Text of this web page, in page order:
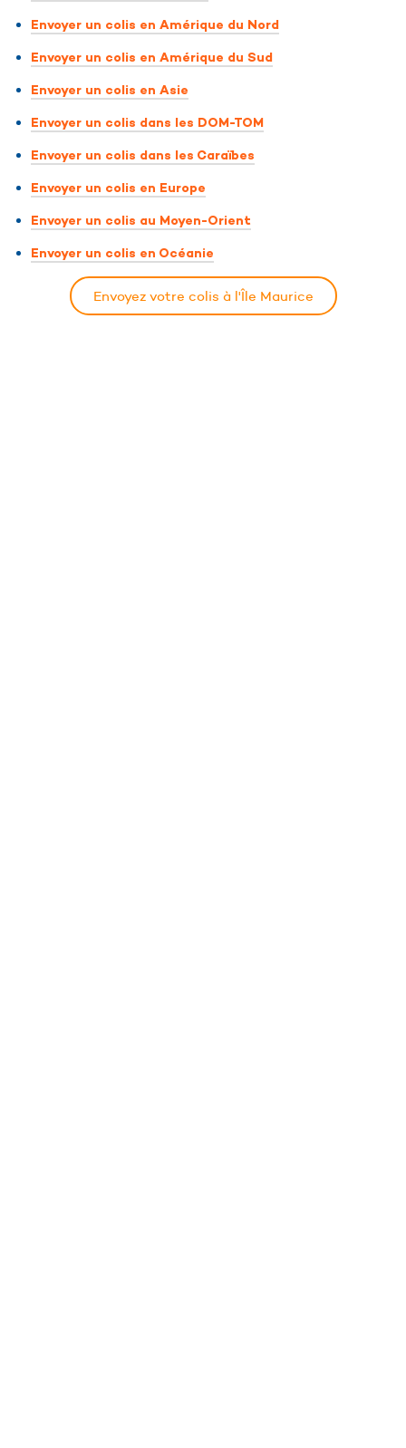
Envoyer un colis en Amérique du Nord
Envoyer un colis en Amérique du Sud
Envoyer un colis en Asie
Envoyer un colis dans les DOM-TOM
Envoyer un colis dans les Caraïbes
Envoyer un colis en Europe
Envoyer un colis au Moyen-Orient
Envoyer un colis en Océanie
Envoyez votre colis à l'Île Maurice